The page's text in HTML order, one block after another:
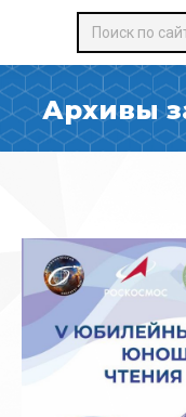
Поиск:
Архивы